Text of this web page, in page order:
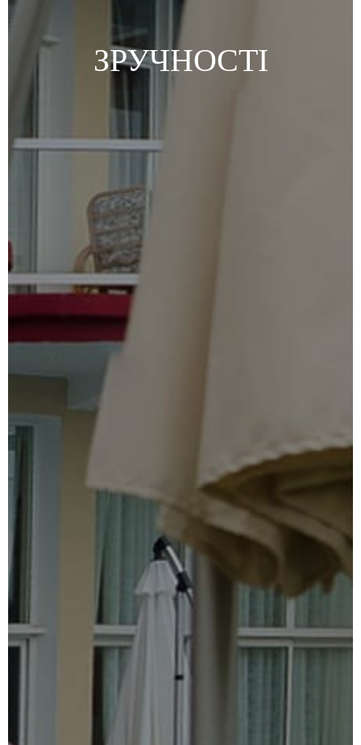
ЗРУЧНОСТІ